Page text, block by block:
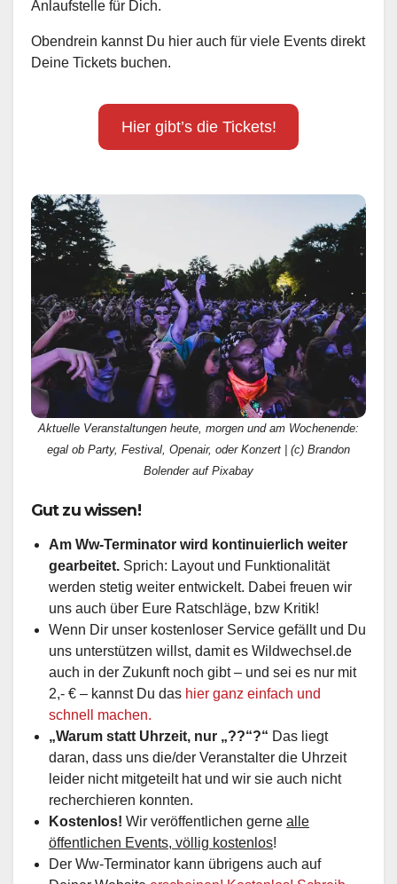
Anlaufstelle für Dich.
Obendrein kannst Du hier auch für viele Events direkt
Deine Tickets buchen.
Hier gibt’s die Tickets!
Aktuelle Veranstaltungen heute, morgen und am Wochenende:
egal ob Party, Festival, Openair, oder Konzert | (c) Brandon
Bolender auf Pixabay
Gut zu wissen!
Am Ww-Terminator wird kontinuierlich weiter
gearbeitet. Sprich: Layout und Funktionalität
werden stetig weiter entwickelt. Dabei freuen wir
uns auch über Eure Ratschläge, bzw Kritik!
Wenn Dir unser kostenloser Service gefällt und Du
uns unterstützen willst, damit es Wildwechsel.de
auch in der Zukunft noch gibt – und sei es nur mit
2,- € – kannst Du das hier ganz einfach und
schnell machen.
„Warum statt Uhrzeit, nur „??“?“ Das liegt
daran, dass uns die/der Veranstalter die Uhrzeit
leider nicht mitgeteilt hat und wir sie auch nicht
recherchieren konnten.
Kostenlos! Wir veröffentlichen gerne alle
öffentlichen Events, völlig kostenlos!
Der Ww-Terminator kann übrigens auch auf